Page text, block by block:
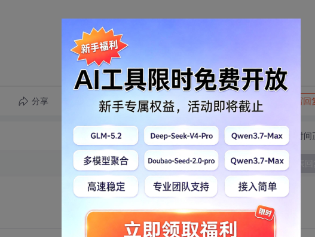
分享 转发到动态 举报 写回
切换为时间